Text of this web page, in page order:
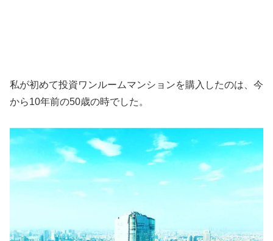
私が初めて投資ワンルームマンションを購入したのは、今
から10年前の50歳の時でした。